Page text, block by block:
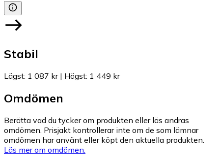
Stabil
Lägst: 1 087 kr| Högst: 1 449 kr
Omdömen
Berätta vad du tycker om produkten eller läs andras
omdömen. Prisjakt kontrollerar inte om de som lämnar
omdömen har använt eller köpt den aktuella produkten.
Läs mer om omdömen.